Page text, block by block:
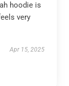
hoodie is
very
Apr 15, 2025